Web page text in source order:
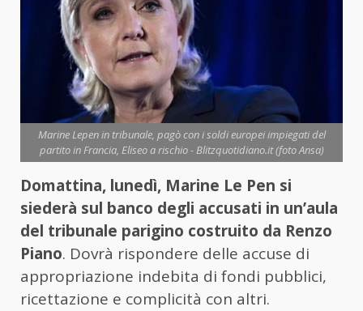
Marine Lepen in tribunale, pagò con i soldi europei impiegati del
partito in Francia, Eliseo a rischio - Blitzquotidiano.it (foto Ansa)
Domattina, lunedì, Marine Le Pen si
siederà sul banco degli accusati in un’aula
del tribunale parigino costruito da Renzo
Piano. Dovrà rispondere delle accuse di
appropriazione indebita di fondi pubblici,
ricettazione e complicità con altri.